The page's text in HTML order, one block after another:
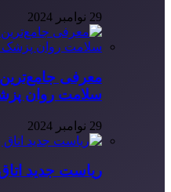
29 نوامبر 2024
معرفی
سلامت روان
29 نوامبر 2024
ریاست جدید